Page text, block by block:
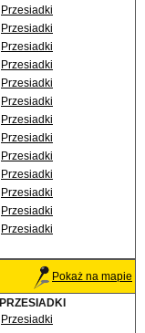
Przesiadki
Przesiadki
Przesiadki
Przesiadki
Przesiadki
Przesiadki
Przesiadki
Przesiadki
Przesiadki
Przesiadki
Przesiadki
Przesiadki
Przesiadki
Pokaż na mapie
PRZESIADKI
Przesiadki